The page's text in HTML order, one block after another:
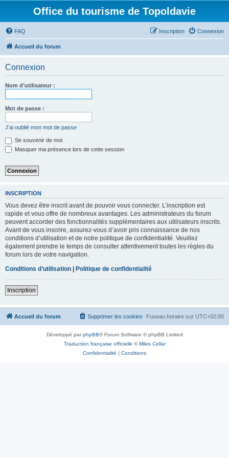
Office du tourisme de Topoldavie
FAQ Connexion
Inscription
Accueil du forum
Connexion
Nom d’utilisateur :
Mot de passe :
J’ai oublié mon mot de passe
Se souvenir de moi
Masquer ma présence lors de cette session
INSCRIPTION
Vous devez être inscrit avant de pouvoir vous connecter. L’inscription est
rapide et vous offre de nombreux avantages. Les administrateurs du forum
peuvent accorder des fonctionnalités supplémentaires aux utilisateurs inscrits.
Avant de vous inscrire, assurez-vous d’avoir pris connaissance de nos
conditions d’utilisation et de notre politique de confidentialité. Veuillez
également prendre le temps de consulter attentivement toutes les règles du
forum lors de votre navigation.
Conditions d’utilisation | Politique de confidentialité
Inscription
Accueil du forum Fuseau horaire sur UTC+02:00
Supprimer les cookies
Développé parphpBB® Forum Software © phpBB Limited
Traduction française officielle ©Miles Cellar
Confidentialité | Conditions